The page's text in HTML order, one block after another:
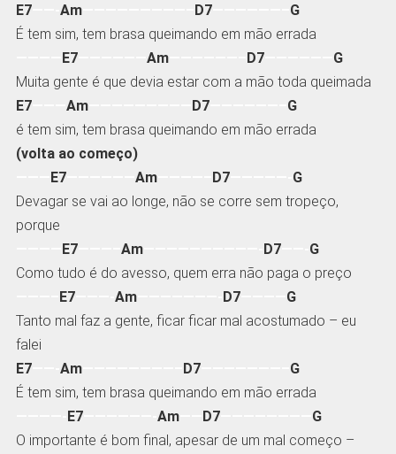
E7——- Am—————————– D7——————– G
É tem sim, tem brasa queimando em mão errada
E7—————— Am——————– D7—————— G
Muita gente é que devia estar com a mão toda queimada
E7——— Am————————— D7——————– G
é tem sim, tem brasa queimando em mão errada
(volta ao começo)
E7—————— Am————– D7—————- G
Devagar se vai ao longe, não se corre sem tropeço,
porque
E7———– Am——————————- D7——- G
Como tudo é do avesso, quem erra não paga o preço
E7———- Am———————- D7———— G
Tanto mal faz a gente, ficar ficar mal acostumado – eu
falei
E7——- Am————————– D7———————– G
É tem sim, tem brasa queimando em mão errada
E7——————- Am—— D7———————— G
O importante é bom final, apesar de um mal começo –